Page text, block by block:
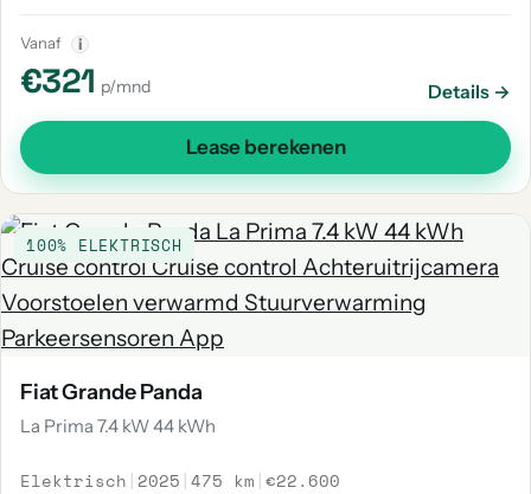
Vanaf i
€321 p/mnd Details →
Lease berekenen
100% ELEKTRISCH
Fiat Grande Panda
La Prima 7.4 kW 44 kWh
Elektrisch | 2025 |475 km |€22.600